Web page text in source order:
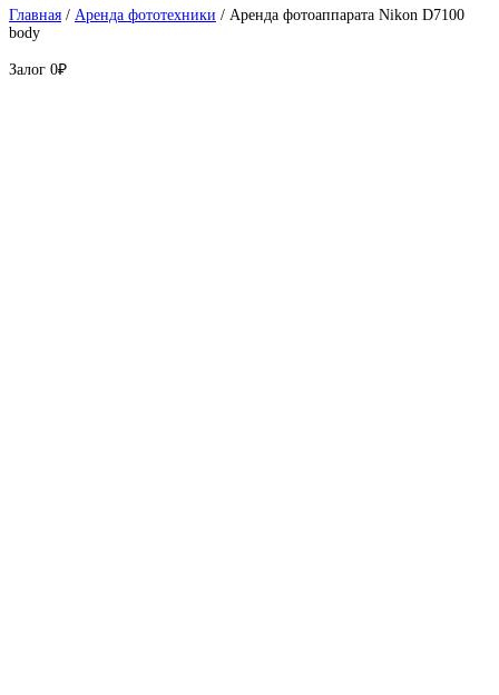
Главная / Аренда фототехники / Аренда фотоаппарата Nikon D7100
body
Залог 0₽